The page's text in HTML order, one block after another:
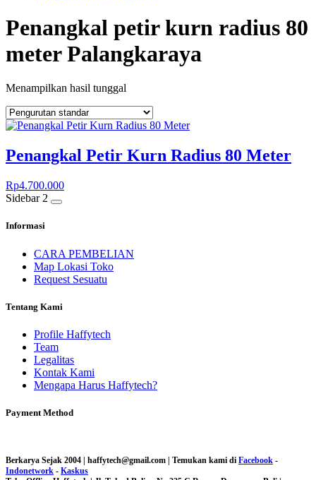
Penangkal petir kurn radius 80
meter Palangkaraya
Menampilkan hasil tunggal
Penangkal Petir Kurn Radius 80 Meter
Rp4.700.000
Sidebar 2
Informasi
CARA PEMBELIAN
Map Lokasi Toko
Request Sesuatu
Tentang Kami
Profile Haffytech
Team
Legalitas
Kontak Kami
Mengapa Harus Haffytech?
Payment Method
Berkarya Sejak 2004 | haffytech@gmail.com | Temukan kami di Facebook -
Indonetwork - Kaskus